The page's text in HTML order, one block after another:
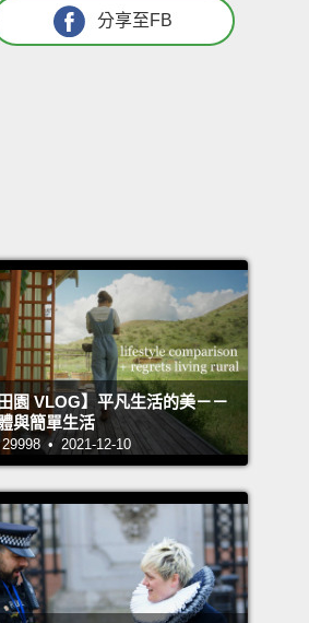
分享至FB
園 VLOG】平凡生活的美－－
與簡單生活
• 2021-12-10